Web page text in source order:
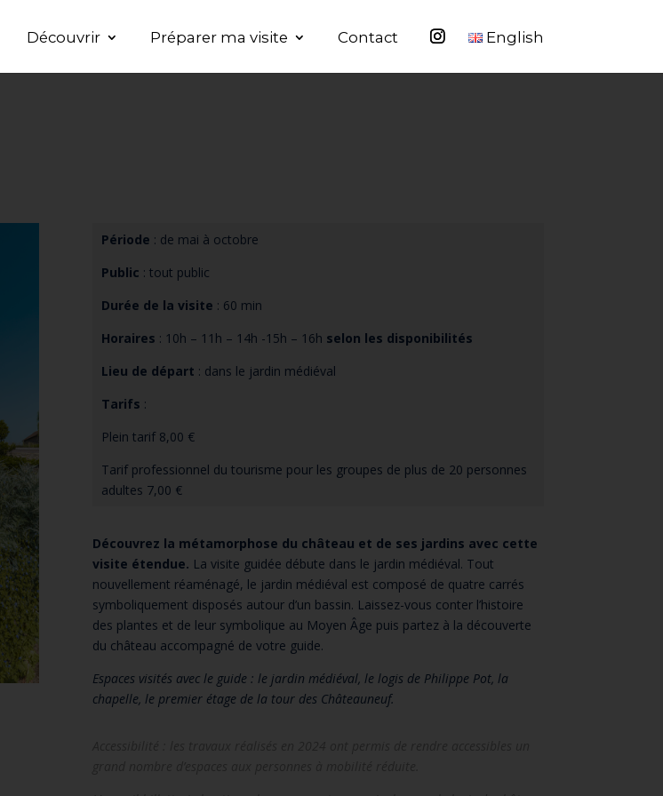
Découvrir Préparer ma visite Contact English
Période : de mai à octobre
Public : tout public
Durée de la visite : 60 min
Horaires : 10h – 11h – 14h -15h – 16h selon les disponibilités
Lieu de départ : dans le jardin médiéval
Tarifs :
Plein tarif 8,00 €
Tarif professionnel du tourisme pour les groupes de plus de 20 personnes
adultes 7,00 €
Découvrez la métamorphose du château et de ses jardins avec cette
visite étendue. La visite guidée débute dans le jardin médiéval. Tout
nouvellement réaménagé, le jardin médiéval est composé de quatre carrés
symboliquement disposés autour d’un bassin. Laissez-vous conter l’histoire
des plantes et de leur symbolique au Moyen Âge puis partez à la découverte
du château accompagné de votre guide.
Espaces visités avec le guide : le jardin médiéval, le logis de Philippe Pot, la
chapelle, le premier étage de la tour des Châteauneuf.